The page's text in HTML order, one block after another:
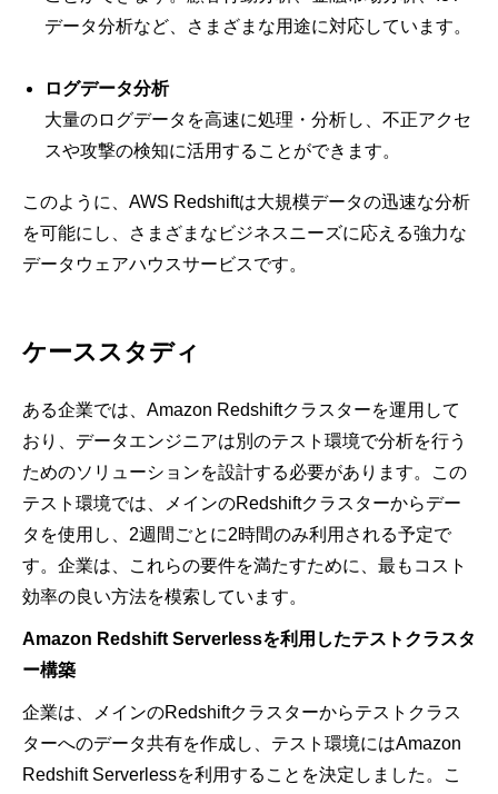
データ分析など、さまざまな用途に対応しています。
ログデータ分析
大量のログデータを高速に処理・分析し、不正アクセ
スや攻撃の検知に活用することができます。
このように、AWS Redshiftは大規模データの迅速な分析
を可能にし、さまざまなビジネスニーズに応える強力な
データウェアハウスサービスです。
ケーススタディ
ある企業では、Amazon Redshiftクラスターを運用して
おり、データエンジニアは別のテスト環境で分析を行う
ためのソリューションを設計する必要があります。この
テスト環境では、メインのRedshiftクラスターからデー
タを使用し、2週間ごとに2時間のみ利用される予定で
す。企業は、これらの要件を満たすために、最もコスト
効率の良い方法を模索しています。
Amazon Redshift Serverlessを利用したテストクラスタ
ー構築
企業は、メインのRedshiftクラスターからテストクラス
ターへのデータ共有を作成し、テスト環境にはAmazon
Redshift Serverlessを利用することを決定しました。こ